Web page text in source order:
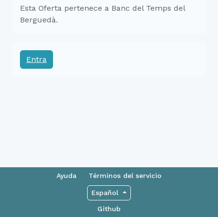
Esta Oferta pertenece a Banc del Temps del
Berguedà.
Entra
Ayuda Términos del servicio
Español
Github